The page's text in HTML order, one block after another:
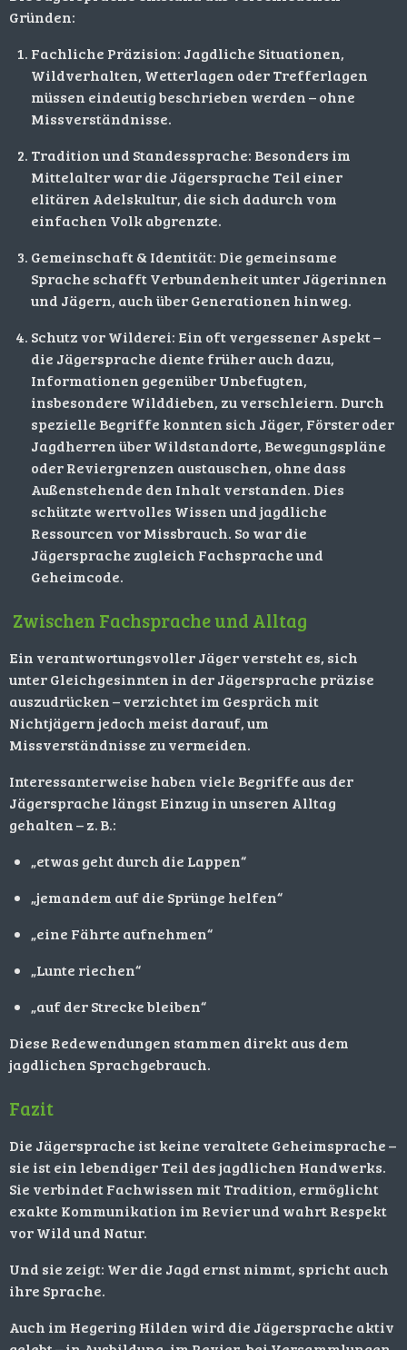
Gründen:
Fachliche Präzision: Jagdliche Situationen,
Wildverhalten, Wetterlagen oder Trefferlagen
müssen eindeutig beschrieben werden – ohne
Missverständnisse.
Tradition und Standessprache: Besonders im
Mittelalter war die Jägersprache Teil einer
elitären Adelskultur, die sich dadurch vom
einfachen Volk abgrenzte.
Gemeinschaft & Identität: Die gemeinsame
Sprache schafft Verbundenheit unter Jägerinnen
und Jägern, auch über Generationen hinweg.
Schutz vor Wilderei: Ein oft vergessener Aspekt –
die Jägersprache diente früher auch dazu,
Informationen gegenüber Unbefugten,
insbesondere Wilddieben, zu verschleiern. Durch
spezielle Begriffe konnten sich Jäger, Förster oder
Jagdherren über Wildstandorte, Bewegungspläne
oder Reviergrenzen austauschen, ohne dass
Außenstehende den Inhalt verstanden. Dies
schützte wertvolles Wissen und jagdliche
Ressourcen vor Missbrauch. So war die
Jägersprache zugleich Fachsprache und
Geheimcode.
Zwischen Fachsprache und Alltag
Ein verantwortungsvoller Jäger versteht es, sich
unter Gleichgesinnten in der Jägersprache präzise
auszudrücken – verzichtet im Gespräch mit
Nichtjägern jedoch meist darauf, um
Missverständnisse zu vermeiden.
Interessanterweise haben viele Begriffe aus der
Jägersprache längst Einzug in unseren Alltag
gehalten – z. B.:
„etwas geht durch die Lappen“
„jemandem auf die Sprünge helfen“
„eine Fährte aufnehmen“
„Lunte riechen“
„auf der Strecke bleiben“
Diese Redewendungen stammen direkt aus dem
jagdlichen Sprachgebrauch.
Fazit
Die Jägersprache ist keine veraltete Geheimsprache –
sie ist ein lebendiger Teil des jagdlichen Handwerks.
Sie verbindet Fachwissen mit Tradition, ermöglicht
exakte Kommunikation im Revier und wahrt Respekt
vor Wild und Natur.
Und sie zeigt: Wer die Jagd ernst nimmt, spricht auch
ihre Sprache.
Auch im Hegering Hilden wird die Jägersprache aktiv